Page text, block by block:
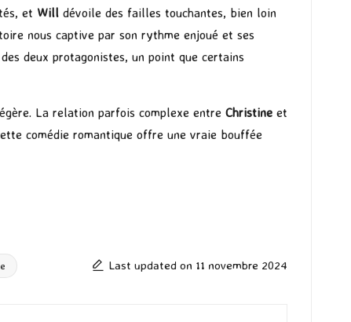
et Will dévoile des failles touchantes, bien loin
nous captive par son rythme enjoué et ses
deux protagonistes, un point que certains
La relation parfois complexe entre Christine et
comédie romantique offre une vraie bouffée
Last updated on 11 novembre 2024